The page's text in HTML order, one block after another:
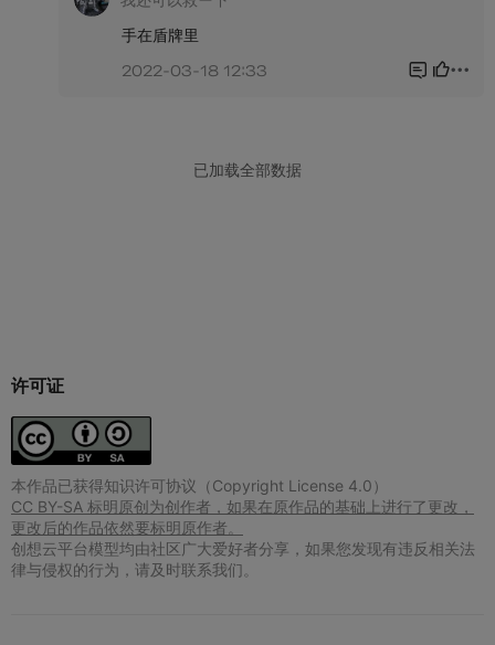
许可证
本作品已获得知识许可协议（Copyright License 4.0）
CC BY-SA 标明原创为创作者，如果在原作品的基础上进行了更改，
更改后的作品依然要标明原作者。
创想云平台模型均由社区广大爱好者分享，如果您发现有违反相关法
律与侵权的行为，请及时联系我们。